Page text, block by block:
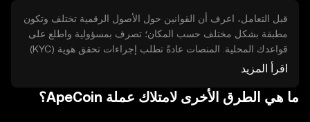
الشراء يحقق منفعة مالية؛ اعتبره أداة للاستعمال داخل منظومة
رقمية.
قبل التعامل، اعرف أن القوانين حول الأصول الرقمية تختلف وتكون
مطبقة بشكل مختلف حسب المكان؛ تصرف بمسؤولية واطلع على
قواعدك المحلية. المنصات عادةً تطلب إجراءات تحقق هوية (KYC)
المحلية أو استشر متخصصاً. احتفظ بسجلات المعاملات، وتأكد من
اقرأ المزيد
ما هي الطرق الأخرى لامتلاك عملة ApeCoin؟